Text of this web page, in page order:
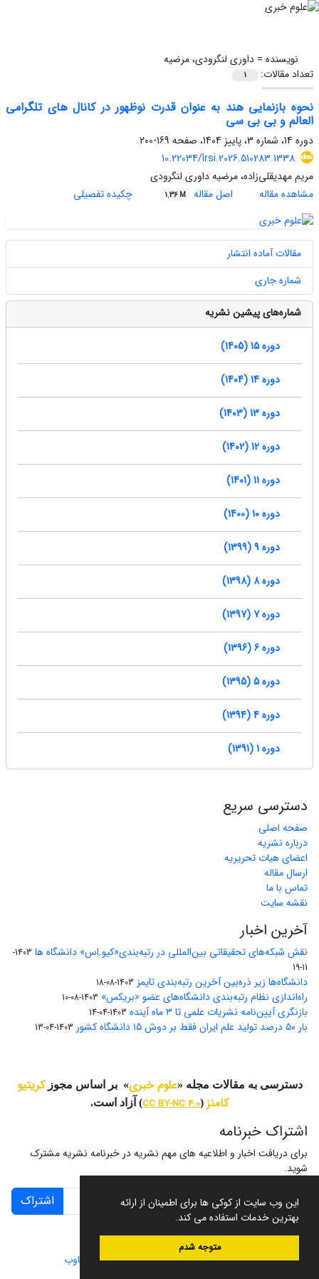
این وب سایت از کوکی ها برای اطمینان از ارائه
بهترین خدمات استفاده می کند.
متوجه شدم
نویسنده =داوری لنگرودی، مرضیه
تعداد مقالات:
1
نحوه بازنمایی هند به عنوان قدرت نوظهور در کانال های تلگرامی
العالم و بی بی سی
دوره 14، شماره 3، پاییز 1404، صفحه
169-200
10.22034/lrsi.2026.510283.1338
مریم مهدیقلی‌زاده، مرضیه داوری لنگرودی
مشاهده مقاله
اصل مقاله 1.36 M چکیده تفصیلی
مقالات آماده انتشار
شماره جاری
شماره‌های پیشین نشریه
دوره 15 (1405)
دوره 14 (1404)
دوره 13 (1403)
دوره 12 (1402)
دوره 11 (1401)
دوره 10 (1400)
دوره 9 (1399)
دوره 8 (1398)
دوره 7 (1397)
دوره 6 (1396)
دوره 5 (1395)
دوره 4 (1394)
دوره 1 (1391)
دسترسی سریع
صفحه اصلی
درباره نشریه
اعضای هیات تحریریه
ارسال مقاله
تماس با ما
نقشه سایت
آخرین اخبار
نقش شبکه‌های تحقیقاتی بین‌المللی در رتبه‌بندی«کیو.اِس» دانشگاه ها
1403-
11-19
دانشگاه‌ها زیر ذره‌بین آخرین رتبه‌بندی تایمز 1403-08-18
راه‌اندازی نظام رتبه‌بندی دانشگاه‌‌های عضو «بریکس» 1403-08-10
بازنگری آیین‌نامه نشریات علمی تا ۳ ماه آینده 1403-04-14
بار ۵۰ درصد تولید علم ایران فقط بر دوش ۱۵ دانشگاه کشور 1403-04-13
دسترسی به مقالات مجله «علوم خبری» بر اساس مجوزکریتیو
کامنز (
CC BY-NC 4.0) آزاد است.
اشتراک خبرنامه
برای دریافت اخبار و اطلاعیه های مهم نشریه در خبرنامه نشریه مشترک
شوید.
اشتراک
سامانه مدیریت نشریات علمی.طراحی و پیاده سازی از سیناوب